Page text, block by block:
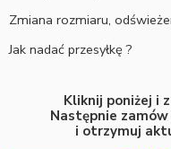
Zmiana rozmiaru,
Jak nadać przesyłkę ?
Kliknij poniżej i
Następnie
i otrzymuj